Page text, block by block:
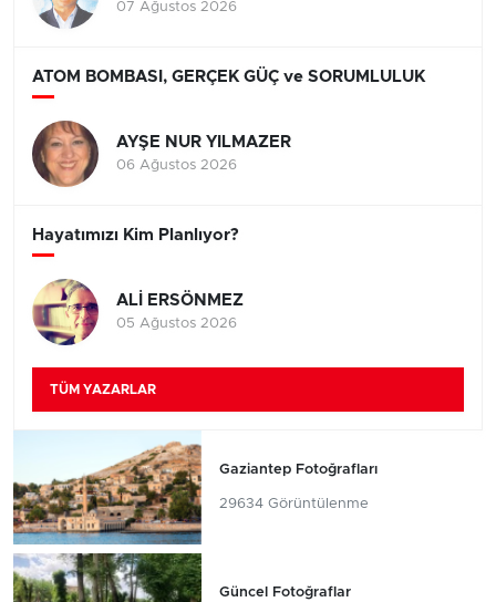
07 Ağustos 2026
ATOM BOMBASI, GERÇEK GÜÇ ve SORUMLULUK
AYŞE NUR YILMAZER
06 Ağustos 2026
Hayatımızı Kim Planlıyor?
ALİ ERSÖNMEZ
05 Ağustos 2026
TÜM YAZARLAR
Gaziantep Fotoğrafları
29634 Görüntülenme
Güncel Fotoğraflar